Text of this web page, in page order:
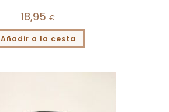
18,95 €
Añadir a la cesta